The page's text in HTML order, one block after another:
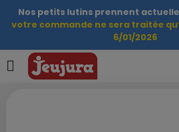
Nos petits lutins prennent
votre commande ne sera traitée
6/01/2026